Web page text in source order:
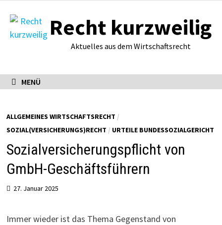
Inhalt
springen
Recht kurzweilig
Aktuelles aus dem Wirtschaftsrecht
MENÜ
ALLGEMEINES WIRTSCHAFTSRECHT /
SOZIAL(VERSICHERUNGS)RECHT / URTEILE BUNDESSOZIALGERICHT
Sozialversicherungspflicht von
GmbH-Geschäftsführern
27. Januar 2025
Immer wieder ist das Thema Gegenstand von